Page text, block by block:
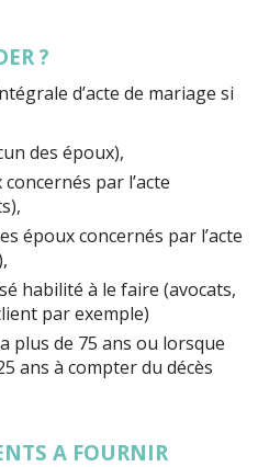
?
d’acte de mariage si
des époux),
par l’acte
époux concernés par l’acte
habilité à le faire (avocats,
par exemple)
plus de 75 ans ou lorsque
ans à compter du décès
A FOURNIR